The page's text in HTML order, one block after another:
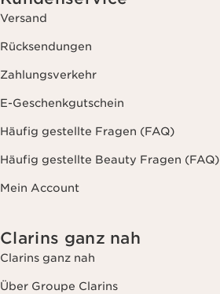
Versand
Rücksendungen
Zahlungsverkehr
E-Geschenkgutschein
Häufig gestellte Fragen (FAQ)
Häufig gestellte Beauty Fragen (FAQ)
Mein Account
Clarins ganz nah
Clarins ganz nah
Über Groupe Clarins